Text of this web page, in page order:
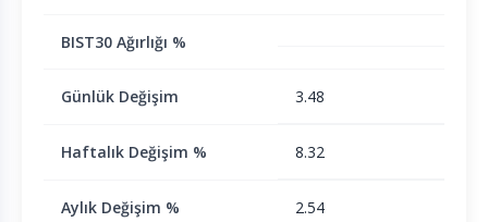
BIST30 Ağırlığı %
Günlük Değişim 3.48
Haftalık Değişim % 8.32
Aylık Değişim % 2.54